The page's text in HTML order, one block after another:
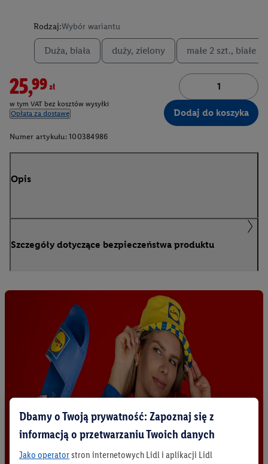
Rodzaj:Wybór wariantu
Duża, biała duży, zielony małe 2 szt., białe
25,99zł
w tym VAT bez kosztów wysyłki
Opłata za dostawę
Dodaj do koszyka
Numer artykułu: 100384986
Opis
Szczegóły dotyczące bezpieczeństwa produktu
Dbamy o Twoją prywatność: Zapoznaj się z
informacją o przetwarzaniu Twoich danych
Jako operatorstron internetowych Lidl i aplikacji Lidl